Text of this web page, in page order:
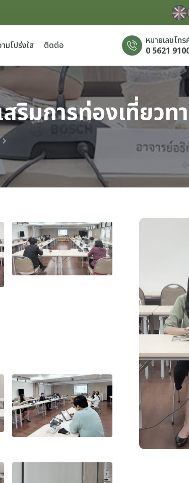
มโปร่งใส ติดต่อ
หมายเลขโท
0 5621
ริมการท่องเที่ยว